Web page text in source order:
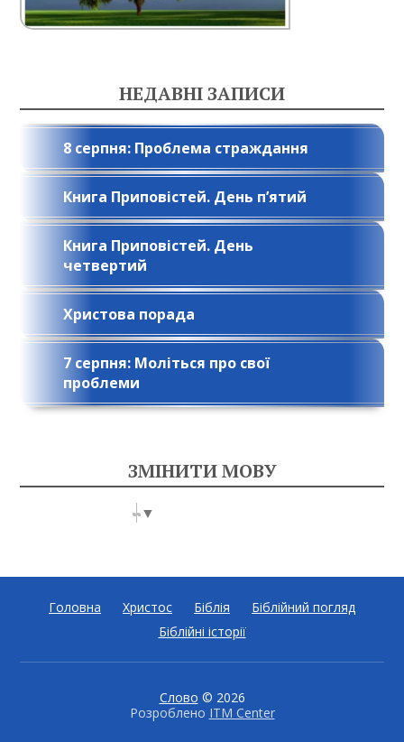
НЕДАВНІ ЗАПИСИ
8 серпня: Проблема страждання
Книга Приповістей. День п’ятий
Книга Приповістей. День
четвертий
Христова порада
7 серпня: Моліться про свої
проблеми
ЗМІНИТИ МОВУ
Select Language ▼
Головна Христос Біблія
Біблійний погляд
Біблійні історії
Слово © 2026
Розроблено ITM Center